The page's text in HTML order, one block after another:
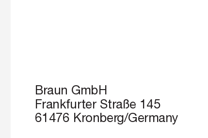
Braun GmbH
Frankfurter Straße 145
61476 Kronberg/Germany